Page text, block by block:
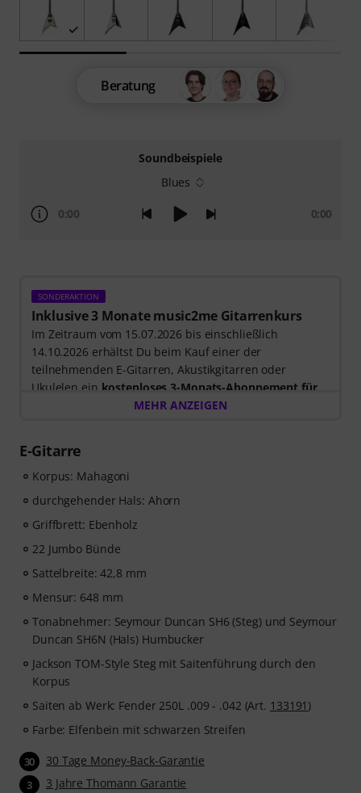
Soundbeispiele
Blues
0:00 0:00
SONDERAKTION
Inklusive 3 Monate music2me Gitarrenkurs
Im Zeitraum vom 15.07.2026 bis einschließlich
14.10.2026 erhältst Du beim Kauf einer der
teilnehmenden E-Gitarren, Akustikgitarren oder
Ukulelen ein kostenloses 3-Monats-Abonnement für
einen Onlinekurs von music2me im Wert von EUR
zugesendet. Das music2me Abo endet nach Ablauf
automatisch.
Music2Me, dein Online-Lernportal für Musik mit einem
pädagogischen Konzept von studierten Musiklehrern.
Ausgezeichnet mit dem deutschen Bildungs-Award
2025/2026 in der Kategorie “E-Learning
Instrumentalunterricht”! Mit über 400 Gitarren
Videolektionen für Anfänger und Fortgeschrittene – von
Pop, Rock und Blues bis Metal und mehr. Mit
persönlichem Support per Chat, Noten zum
Ausdrucken sowie intelligentem Videoplayer mit
MEHR ANZEIGEN
E-Gitarre
Korpus: Mahagoni
durchgehender Hals: Ahorn
Griffbrett: Ebenholz
22 Jumbo Bünde
Sattelbreite: 42,8 mm
Mensur: 648 mm
Tonabnehmer: Seymour Duncan SH6 (Steg) und Seymour
Duncan SH6N (Hals) Humbucker
Jackson TOM-Style Steg mit Saitenführung durch den
Korpus
Saiten ab Werk: Fender 250L .009 - .042 (Art. 133191 )
Farbe: Elfenbein mit schwarzen Streifen
30 30 Tage Money-Back-Garantie
3 3 Jahre Thomann Garantie
Beratung